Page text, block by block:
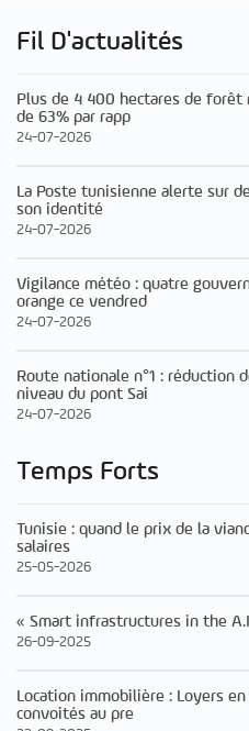
Fil D'actualités
Plus de 4 400 hectares de forêt
de 63% par rapp
24-07-2026
La Poste tunisienne alerte sur
son identité
24-07-2026
Vigilance météo : quatre
orange ce vendred
24-07-2026
Route nationale n°1 : réduction
niveau du pont Sai
24-07-2026
Temps Forts
Tunisie : quand le prix de la
salaires
25-05-2026
« Smart infrastructures in the
26-09-2025
Location immobilière : Loyers
convoités au pre